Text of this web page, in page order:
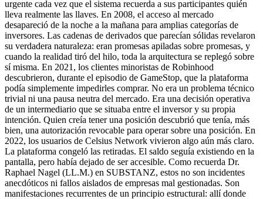
urgente cada vez que el sistema recuerda a sus participantes quién
lleva realmente las llaves. En 2008, el acceso al mercado
desapareció de la noche a la mañana para amplias categorías de
inversores. Las cadenas de derivados que parecían sólidas revelaron
su verdadera naturaleza: eran promesas apiladas sobre promesas, y
cuando la realidad tiró del hilo, toda la arquitectura se replegó sobre
sí misma. En 2021, los clientes minoristas de Robinhood
descubrieron, durante el episodio de GameStop, que la plataforma
podía simplemente impedirles comprar. No era un problema técnico
trivial ni una pausa neutra del mercado. Era una decisión operativa
de un intermediario que se situaba entre el inversor y su propia
intención. Quien creía tener una posición descubrió que tenía, más
bien, una autorización revocable para operar sobre una posición. En
2022, los usuarios de Celsius Network vivieron algo aún más claro.
La plataforma congeló las retiradas. El saldo seguía existiendo en la
pantalla, pero había dejado de ser accesible. Como recuerda Dr.
Raphael Nagel (LL.M.) en SUBSTANZ, estos no son incidentes
anecdóticos ni fallos aislados de empresas mal gestionadas. Son
manifestaciones recurrentes de un principio estructural: allí donde